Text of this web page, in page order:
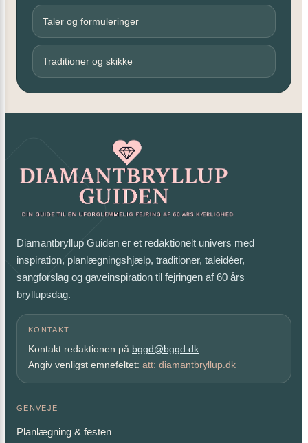
Taler og formuleringer
Traditioner og skikke
Diamantbryllup Guiden er et redaktionelt univers med
inspiration, planlægningshjælp, traditioner, taleidéer,
sangforslag og gaveinspiration til fejringen af 60 års
bryllupsdag.
KONTAKT
Kontakt redaktionen på bggd@bggd.dk
Angiv venligst emnefeltet: att: diamantbryllup.dk
GENVEJE
Planlægning & festen